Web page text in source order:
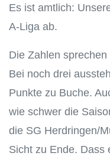
Es ist amtlich:
A-Liga ab.
Die Zahlen
Bei noch drei
Punkte zu Buche.
wie schwer die
die SG Herdringen/
Sicht zu Ende. Dass